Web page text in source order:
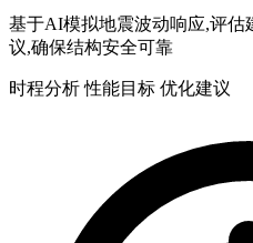
基于AI模拟地震波动响应,评估
议,确保结构安全可靠
时程分析 性能目标 优化建议